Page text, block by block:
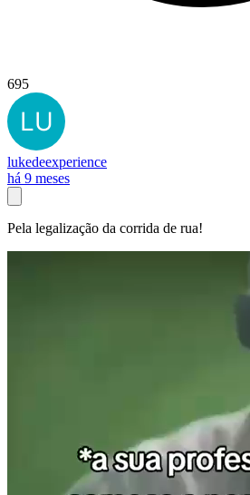
695
lukedeexperience
há 9 meses
Pela legalização da corrida de rua!